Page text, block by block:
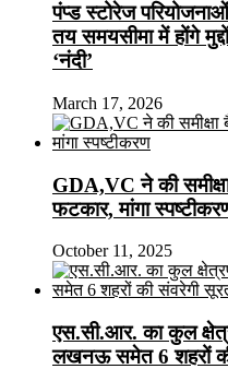
पंप्ड स्टोरेज
तय समयसीमा में होंगे
‘नंदी’
March 17, 2026
GDA,VC ने की
फटकार, मांगा
October 11, 2025
एस.सी.आर. का कुल
लखनऊ समेत 6 शहरों